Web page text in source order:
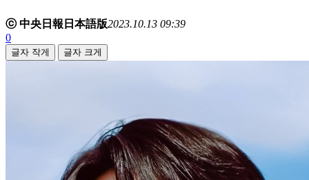
ⓒ 中央日報日本語版2023.10.13 09:39
0
글자 작게 글자 크게